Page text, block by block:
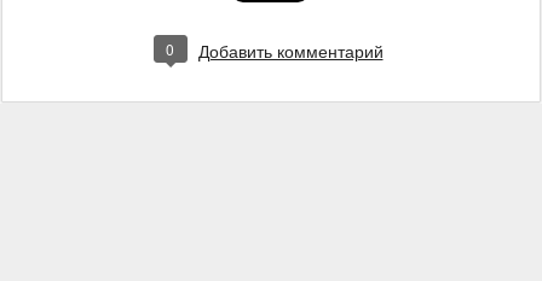
0 Добавить комментарий